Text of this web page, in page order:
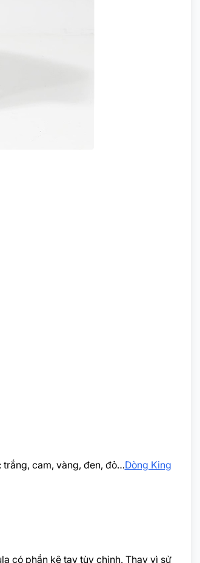
trắng, cam, vàng, đen, đỏ…Dòng King
có phần kê tay tùy chỉnh. Thay vì sử